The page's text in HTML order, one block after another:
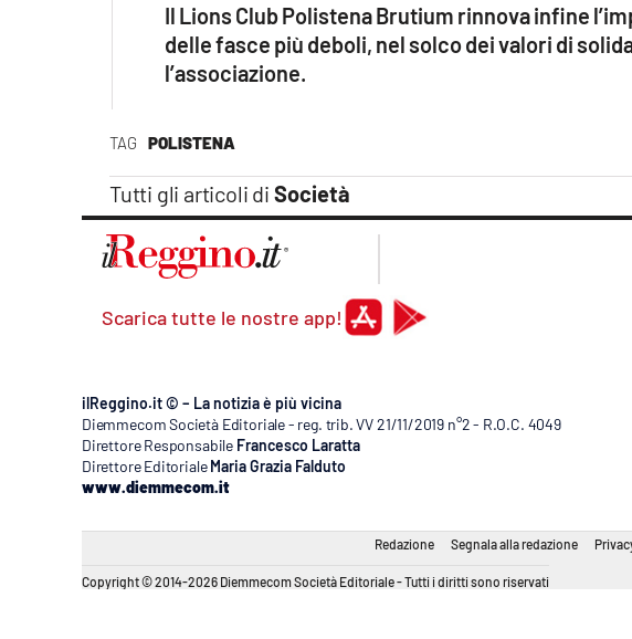
TAG POLISTENA
Tutti gli articoli di Società
Il Lions Club Polistena Brutium rinnova infine
delle fasce più deboli, nel solco dei valori di
l’associazione.
Scarica tutte le nostre app!
ilReggino.it © – La notizia è più vicina
Diemmecom Società Editoriale - reg. trib. VV 21/11/2019 n°2 - R.O.C. 4049
Direttore Responsabile Francesco Laratta
Direttore Editoriale Maria Grazia Falduto
www.diemmecom.it
Redazione Segnala alla redazione
Copyright © 2014-2026 Diemmecom Società Editoriale - Tutti i diritti sono riservati